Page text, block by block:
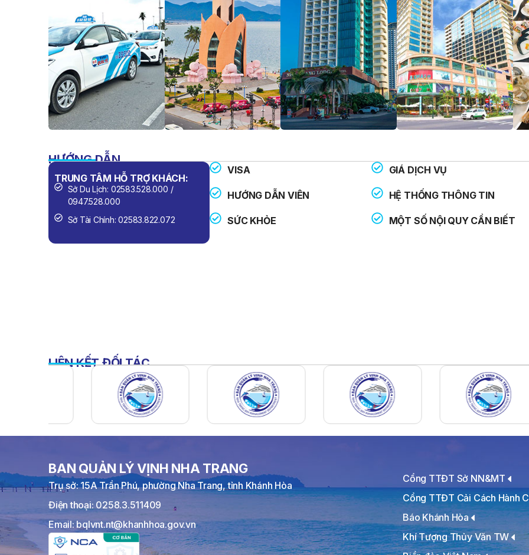
HƯỚNG DẪN
TRUNG TÂM HỖ TRỢ KHÁCH:
Sở Du Lịch: 02583.528.000 /
0947.528.000
Sở Tài Chính: 02583.822.072
Công An: 113
Cấp Cứu: 115
VISA
HƯỚNG DẪN VIÊN
SỨC KHỎE
GIÁ DỊCH VỤ
HỆ THỐNG THÔNG TIN
MỘT SỐ NỘI QUY CẦN BIẾT
LIÊN KẾT ĐỐI TÁC
BAN QUẢN LÝ VỊNH NHA TRANG
Trụ sở: 15A Trần Phú, phường Nha Trang, tỉnh Khánh Hòa
Điện thoại: 0258.3.511409
Email: bqlvnt.nt@khanhhoa.gov.vn
Cổng TTĐT Sở NN&MT
Cổng TTĐT Cải Cách Hành
Báo Khánh Hòa
Khí Tượng Thủy Văn TW